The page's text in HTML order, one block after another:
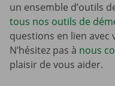
un ensemble d’outils
tous nos outils de
questions en lien avec
N’hésitez pas à nous
plaisir de vous aider.